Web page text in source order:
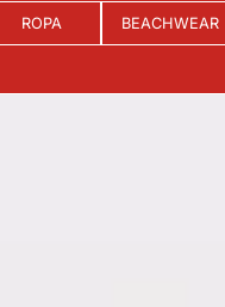
ROPA BEACHWEAR